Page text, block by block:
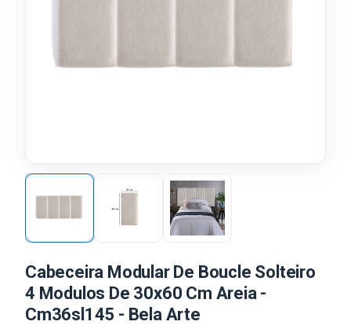
Cabeceira Modular De Boucle Solteiro
4 Modulos De 30x60 Cm Areia -
Cm36sl145 - Bela Arte